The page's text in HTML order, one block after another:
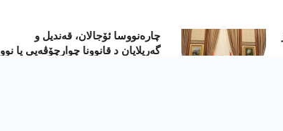
چارەنووسا ئۆجالان، قەندیل و
گه‌ریلایان د قانوونا چوارچۆڤەیی یا نوو